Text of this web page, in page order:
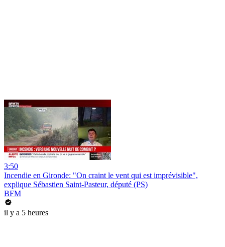
3:50
Incendie en Gironde: "On craint le vent qui est imprévisible",
explique Sébastien Saint-Pasteur, député (PS)
BFM
il y a 5 heures